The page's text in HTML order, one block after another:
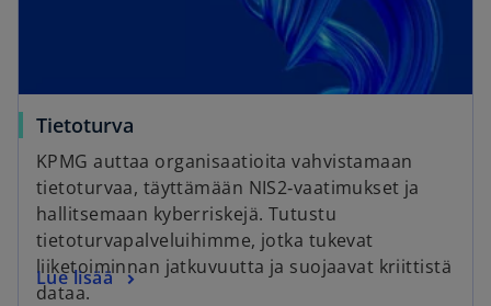
Tietoturva
KPMG auttaa organisaatioita vahvistamaan
tietoturvaa, täyttämään NIS2‑vaatimukset ja
hallitsemaan kyberriskejä. Tutustu
tietoturvapalveluihimme, jotka tukevat
liiketoiminnan jatkuvuutta ja suojaavat kriittistä
dataa.
Lue lisää